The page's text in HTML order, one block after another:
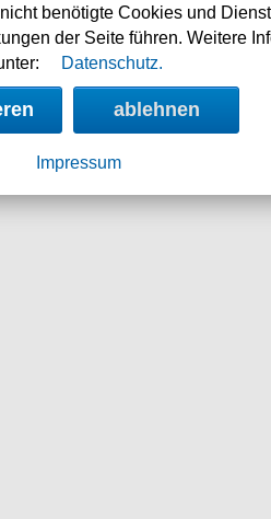
benötigte Cookies und
der Seite führen. Weitere
Datenschutz.
ablehnen
Impressum